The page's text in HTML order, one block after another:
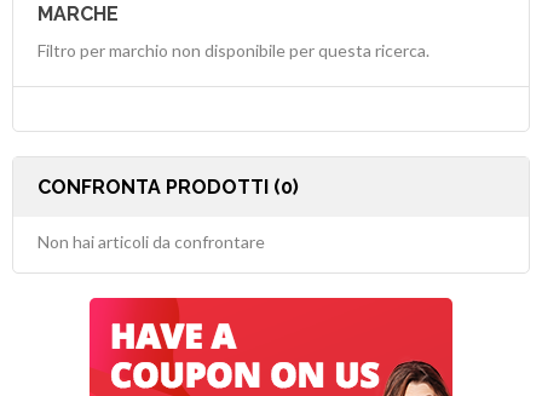
MARCHE
Filtro per marchio non disponibile per questa ricerca.
CONFRONTA PRODOTTI (0)
Non hai articoli da confrontare